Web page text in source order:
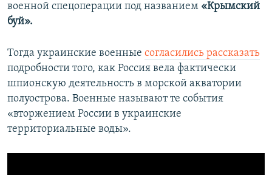
военной спецоперации под названием «Крымский
буй».
Тогда украинские военные согласились рассказать
подробности того, как Россия вела фактически
шпионскую деятельность в морской акватории
полуострова. Военные называют те события
«вторжением России в украинские
территориальные воды».